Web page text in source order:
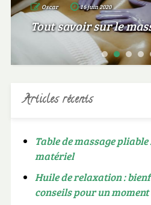
Oscar 16 juin 2020
Tout savoir sur le
Articles récents
Table de massage
matériel
Huile de relaxation :
conseils pour un moment